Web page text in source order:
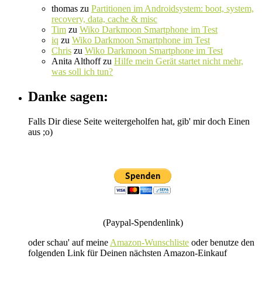
thomas zu Partitionen im Androidsystem: boot, system,
recovery, data, cache & misc
Tim zu Wiko Darkmoon Smartphone im Test
iq zu Wiko Darkmoon Smartphone im Test
Chris zu Wiko Darkmoon Smartphone im Test
Anita Althoffzu Hilfe mein Gerät startet nicht mehr,
was soll ich tun?
Danke sagen:
Falls Dir diese Seite weitergeholfen hat, gib' mir doch Einen
aus ;o)
(Paypal-Spendenlink)
oder schau' auf meine Amazon-Wunschliste oder benutze den
folgenden Link für Deinen nächsten Amazon-Einkauf